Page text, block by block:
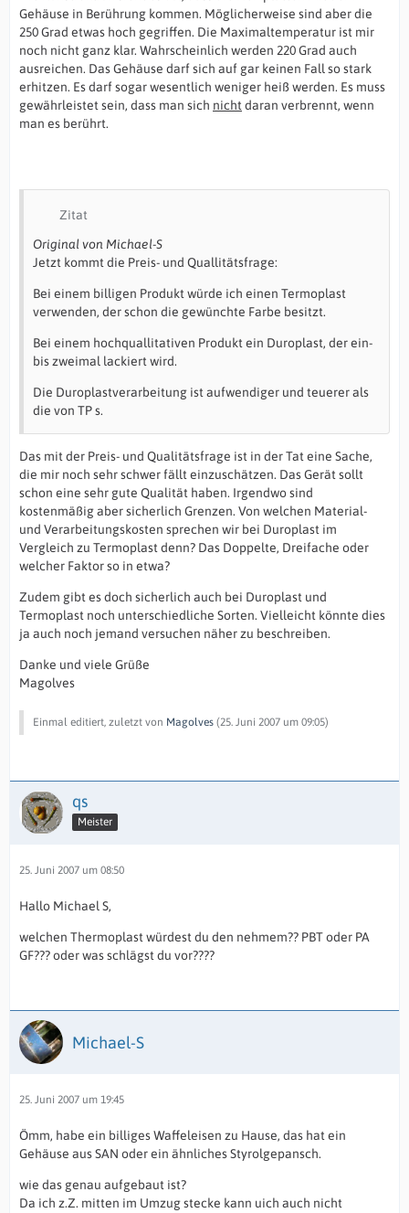
Gehäuse in Berührung kommen. Möglicherweise sind aber die
250 Grad etwas hoch gegriffen. Die Maximaltemperatur ist mir
noch nicht ganz klar. Wahrscheinlich werden 220 Grad auch
ausreichen. Das Gehäuse darf sich auf gar keinen Fall so stark
erhitzen. Es darf sogar wesentlich weniger heiß werden. Es muss
gewährleistet sein, dass man sich nicht daran verbrennt, wenn
man es berührt.
Zitat
Original von Michael-S
Jetzt kommt die Preis- und Quallitätsfrage:
Bei einem billigen Produkt würde ich einen Termoplast
verwenden, der schon die gewünchte Farbe besitzt.
Bei einem hochquallitativen Produkt ein Duroplast, der ein-
bis zweimal lackiert wird.
Die Duroplastverarbeitung ist aufwendiger und teuerer als
die von TP s.
Das mit der Preis- und Qualitätsfrage ist in der Tat eine Sache,
die mir noch sehr schwer fällt einzuschätzen. Das Gerät sollt
schon eine sehr gute Qualität haben. Irgendwo sind
kostenmäßig aber sicherlich Grenzen. Von welchen Material-
und Verarbeitungskosten sprechen wir bei Duroplast im
Vergleich zu Termoplast denn? Das Doppelte, Dreifache oder
welcher Faktor so in etwa?
Zudem gibt es doch sicherlich auch bei Duroplast und
Termoplast noch unterschiedliche Sorten. Vielleicht könnte dies
ja auch noch jemand versuchen näher zu beschreiben.
Danke und viele Grüße
Magolves
Einmal editiert, zuletzt von Magolves (25. Juni 2007 um 09:05)
qs
Meister
25. Juni 2007 um 08:50
Hallo Michael S,
welchen Thermoplast würdest du den nehmem?? PBT oder PA
GF??? oder was schlägst du vor????
Michael-S
25. Juni 2007 um 19:45
Ömm, habe ein billiges Waffeleisen zu Hause, das hat ein
Gehäuse aus SAN oder ein ähnliches Styrolgepansch.
wie das genau aufgebaut ist?
Da ich z.Z. mitten im Umzug stecke kann uich auch nicht